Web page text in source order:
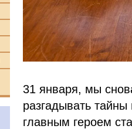
31 января, мы
разгадывать
главным героем